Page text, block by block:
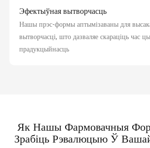
Эфектыўная вытворчасць
Нашы прэс-формы аптымізаваны для
вытворчасці, што дазваляе скараціць час
прадукцыйнасць
Як Нашы Фармовачныя
Зрабіць Рэвалюцыю Ў